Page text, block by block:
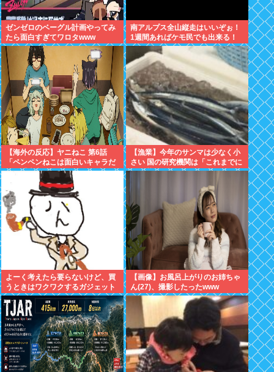
ゼンゼロのベーグル計画やってみ
たら面白すぎてワロタwww
南アルプス全山縦走はいいぞぉ！
1週間あればケモ民でも出来る！
お盆休みにやってみなイカ？
【海外の反応】ヤニねこ 第6話
「ペンペンねこは面白いキャラだ
な」「大家さんとのドライブのシ
ーン、リアルすぎて辛かった」
【漁業】今年のサンマは少なく小
さい 国の研究機関は「これまでに
なく厳しい年になる」
よーく考えたら要らないけど、買
うときはワクワクするガジェット
おしえろ
【画像】お風呂上がりのお姉ちゃ
ん(27)、撮影したったwww